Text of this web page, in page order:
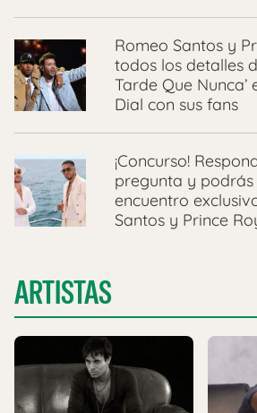
Romeo Santos y
todos los detalles
Tarde Que Nunca’
Dial con sus fans
¡Concurso!
pregunta y
encuentro
Santos y Prince
ARTISTAS